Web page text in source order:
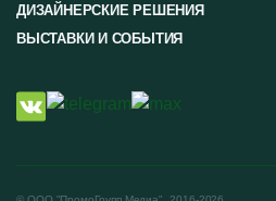
ДИЗАЙНЕРСКИЕ РЕШЕНИЯ
ВЫСТАВКИ И СОБЫТИЯ